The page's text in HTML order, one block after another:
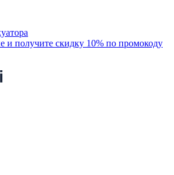
и получите скидку 10% по промокоду